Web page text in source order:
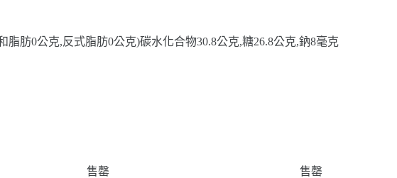
脂肪0公克,反式脂肪0公克)碳水化合物30.8公克,糖26.8公克,鈉8毫克
售罄 售罄